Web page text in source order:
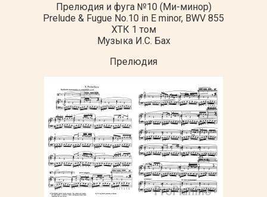
Прелюдия и фуга №10 (Ми-минор)
Prelude & Fugue No.10 in E minor, BWV 855
ХТК 1 том
Музыка И.С. Бах
Прелюдия